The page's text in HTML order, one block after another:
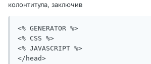
колонтитула, заключив
<% GENERATOR %>
<% CSS %>
<% JAVASCRIPT %>
</head>